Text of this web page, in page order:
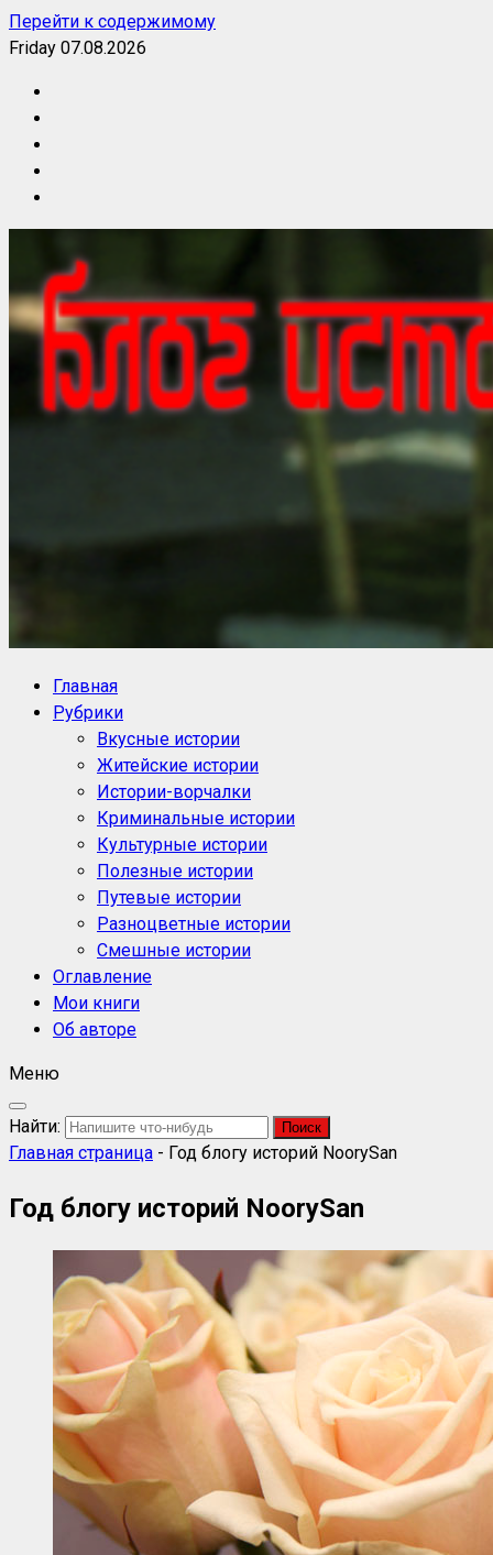
Перейти к содержимому
Friday 07.08.2026
Блог историй NoorySan
Главная
Рубрики
Вкусные истории
Житейские истории
Истории-ворчалки
Криминальные истории
Культурные истории
Полезные истории
Путевые истории
Разноцветные истории
Смешные истории
Оглавление
Мои книги
Об авторе
Меню
Найти:
Главная страница - Год блогу историй NoorySan
Год блогу историй NoorySan